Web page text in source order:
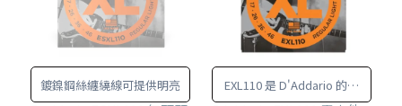
鍍鎳鋼絲纏繞線可提供明亮
EXL110 是 D'Addario 的暢